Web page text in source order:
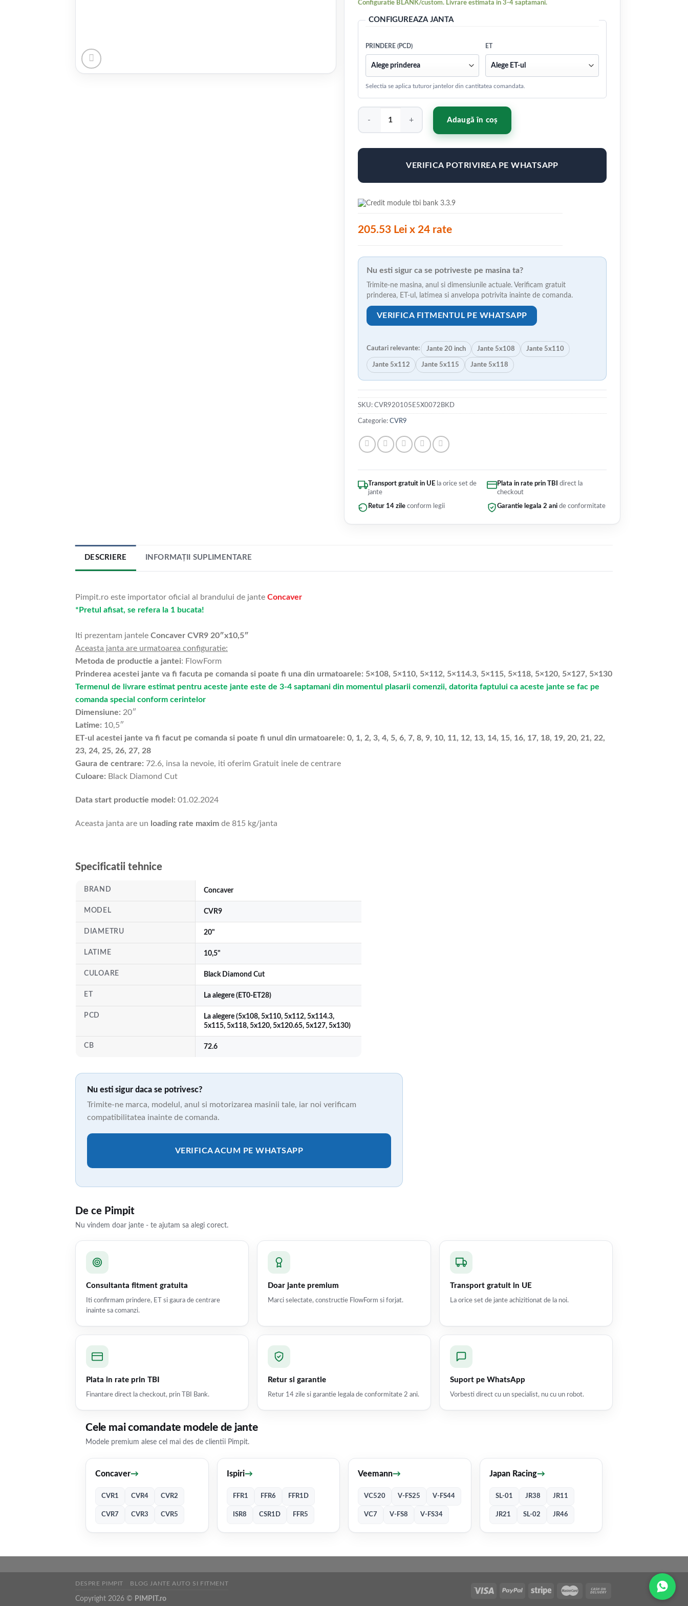
Configuratie BLANK/custom. Livrare estimata in 3-4 saptamani.
CONFIGUREAZA JANTA
PRINDERE (PCD) ET
Selectia se aplica tuturor jantelor din cantitatea comandata.
Cantitate Concaver CVR9 20x10,5 ET0-28 BLANK Black Diamond Cut
Adaugă în coș
VERIFICA POTRIVIREA PE WHATSAPP
205.53 Lei x 24 rate
Nu esti sigur ca se potriveste pe masina ta?
Trimite-ne masina, anul si dimensiunile actuale. Verificam gratuit
prinderea, ET-ul, latimea si anvelopa potrivita inainte de comanda.
VERIFICA FITMENTUL PE WHATSAPP
Cautari relevante: Jante 20 inch Jante 5x108 Jante 5x110
Jante 5x112 Jante 5x115 Jante 5x118
SKU: CVR920105E5X0072BKD
Categorie: CVR9
Transport gratuit in UE la orice set de
jante
Plata in rate prin TBI
direct la
checkout
Retur 14 zile conform legii Garantie legala 2 ani de conformitate
DESCRIERE INFORMAȚII SUPLIMENTARE
Pimpit.ro este importator oficial al brandului de jante Concaver
*Pretul afisat, se refera la 1 bucata!
Iti prezentam jantele Concaver CVR9 20″x10,5″
Aceasta janta are urmatoarea configuratie:
Metoda de productie a jantei: FlowForm
Prinderea acestei jante va fi facuta pe comanda si poate fi una din urmatoarele: 5×108, 5×110, 5×112, 5×114.3, 5×115, 5×118, 5×120, 5×127, 5×130
Termenul de livrare estimat pentru aceste jante este de 3-4 saptamani din momentul plasarii comenzii, datorita faptului ca aceste jante se fac pe
comanda special conform cerintelor
Dimensiune: 20″
Latime: 10,5″
ET-ul acestei jante va fi facut pe comanda si poate fi unul din urmatoarele: 0, 1, 2, 3, 4, 5, 6, 7, 8, 9, 10, 11, 12, 13, 14, 15, 16, 17, 18, 19, 20, 21, 22,
23, 24, 25, 26, 27, 28
Gaura de centrare: 72.6, insa la nevoie, iti oferim Gratuit inele de centrare
Culoare: Black Diamond Cut
Data start productie model: 01.02.2024
Aceasta janta are un loading rate maxim de 815 kg/janta
Specificatii tehnice
BRAND Concaver
MODEL CVR9
DIAMETRU 20"
LATIME 10,5"
CULOARE Black Diamond Cut
ET La alegere (ET0-ET28)
PCD
La alegere (5x108, 5x110, 5x112, 5x114.3,
5x115, 5x118, 5x120, 5x120.65, 5x127, 5x130)
CB 72.6
Nu esti sigur daca se potrivesc?
Trimite-ne marca, modelul, anul si motorizarea masinii tale, iar noi verificam
compatibilitatea inainte de comanda.
VERIFICA ACUM PE WHATSAPP
De ce Pimpit
Nu vindem doar jante - te ajutam sa alegi corect.
Consultanta fitment gratuita
Iti confirmam prindere, ET si gaura de centrare
inainte sa comanzi.
Doar jante premium
Marci selectate, constructie FlowForm si forjat.
Transport gratuit in UE
La orice set de jante achizitionat de la noi.
Plata in rate prin TBI
Finantare direct la checkout, prin TBI Bank.
Retur si garantie
Retur 14 zile si garantie legala de conformitate 2 ani.
Suport pe WhatsApp
Vorbesti direct cu un specialist, nu cu un robot.
Cele mai comandate modele de jante
Modele premium alese cel mai des de clientii Pimpit.
Concaver→
CVR1 CVR4 CVR2
CVR7 CVR3 CVR5
Ispiri→
FFR1 FFR6 FFR1D
ISR8 CSR1D FFR5
Veemann→
VC520 V-FS25 V-FS44
VC7 V-FS8 V-FS34
Japan Racing→
SL-01 JR38 JR11
JR21 SL-02 JR46
DESPRE PIMPIT BLOG JANTE AUTO SI FITMENT
Copyright 2026 © PIMPIT.ro